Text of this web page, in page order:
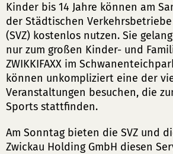
Kinder bis 14 Jahre können am
der Städtischen Verkehrsbetriebe
(SVZ) kostenlos nutzen. Sie
nur zum großen Kinder- und
ZWIKKIFAXX im
können unkompliziert eine der
Veranstaltungen besuchen, die
Sports stattfinden.
Am Sonntag bieten die SVZ und
Zwickau Holding GmbH diesen